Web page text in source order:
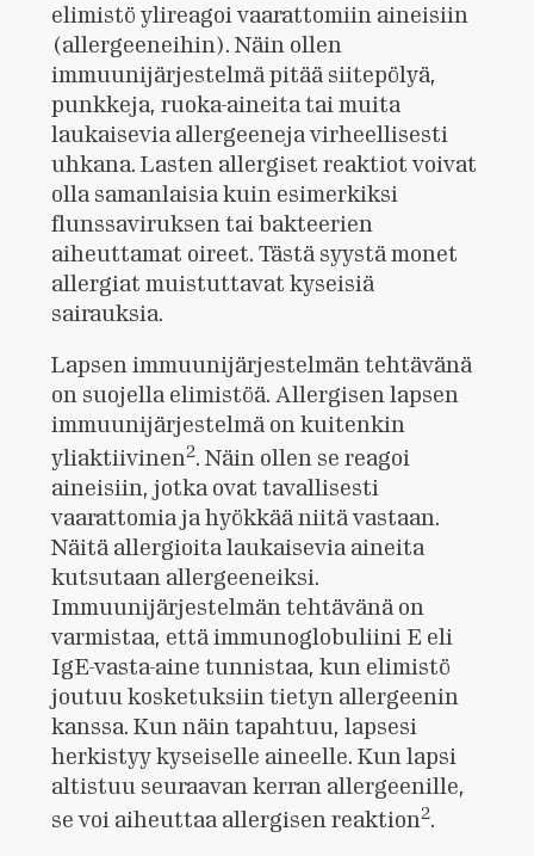
elimistö ylireagoi vaarattomiin aineisiin
(allergeeneihin). Näin ollen
immuunijärjestelmä pitää siitepölyä,
punkkeja, ruoka-aineita tai muita
laukaisevia allergeeneja virheellisesti
uhkana. Lasten allergiset reaktiot voivat
olla samanlaisia kuin esimerkiksi
flunssaviruksen tai bakteerien
aiheuttamat oireet. Tästä syystä monet
allergiat muistuttavat kyseisiä
sairauksia.
Lapsen immuunijärjestelmän tehtävänä
on suojella elimistöä. Allergisen lapsen
immuunijärjestelmä on kuitenkin
yliaktiivinen2. Näin ollen se reagoi
aineisiin, jotka ovat tavallisesti
vaarattomia ja hyökkää niitä vastaan.
Näitä allergioita laukaisevia aineita
kutsutaan allergeeneiksi.
Immuunijärjestelmän tehtävänä on
varmistaa, että immunoglobuliini E eli
IgE-vasta-aine tunnistaa, kun elimistö
joutuu kosketuksiin tietyn allergeenin
kanssa. Kun näin tapahtuu, lapsesi
herkistyy kyseiselle aineelle. Kun lapsi
altistuu seuraavan kerran allergeenille,
se voi aiheuttaa allergisen reaktion2.